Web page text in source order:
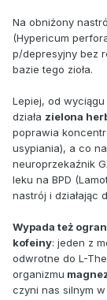
Na obniżony
(Hypericum
p/depresyjny bez
bazie tego zioła.
Lepiej, od
działa zielona
poprawia
usypiania), a co
neuroprzekaźnik
leku na BPD
nastrój i działając
Wypada też
kofeiny: jeden z
odwrotne do L-
organizmu
czyni nas silnym